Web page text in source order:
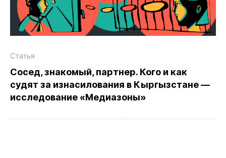
Статья
Сосед, знакомый, партнер. Кого и как
судят за изнасилования в Кыргызстане —
исследование «Медиазоны»